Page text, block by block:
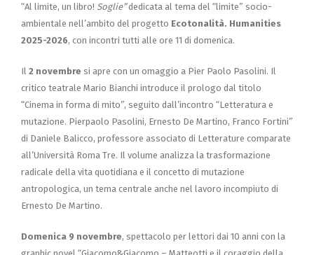
“Al limite, un libro! Soglie”dedicata al tema del “limite” socio-
ambientale nell’ambito del progetto Ecotonalità. Humanities
2025-2026, con incontri tutti alle ore 11 di domenica.
Il 2 novembre si apre con un omaggio a Pier Paolo Pasolini. Il
critico teatrale Mario Bianchi introduce il prologo dal titolo
“Cinema in forma di mito”, seguito dall’incontro “Letteratura e
mutazione. Pierpaolo Pasolini, Ernesto De Martino, Franco Fortini”
di Daniele Balicco, professore associato di Letterature comparate
all’Università Roma Tre. Il volume analizza la trasformazione
radicale della vita quotidiana e il concetto di mutazione
antropologica, un tema centrale anche nel lavoro incompiuto di
Ernesto De Martino.
Domenica 9 novembre, spettacolo per lettori dai 10 anni con la